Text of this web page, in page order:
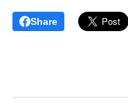
Share